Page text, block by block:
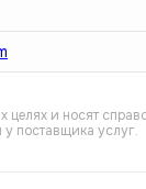
и носят
поставщика услуг.